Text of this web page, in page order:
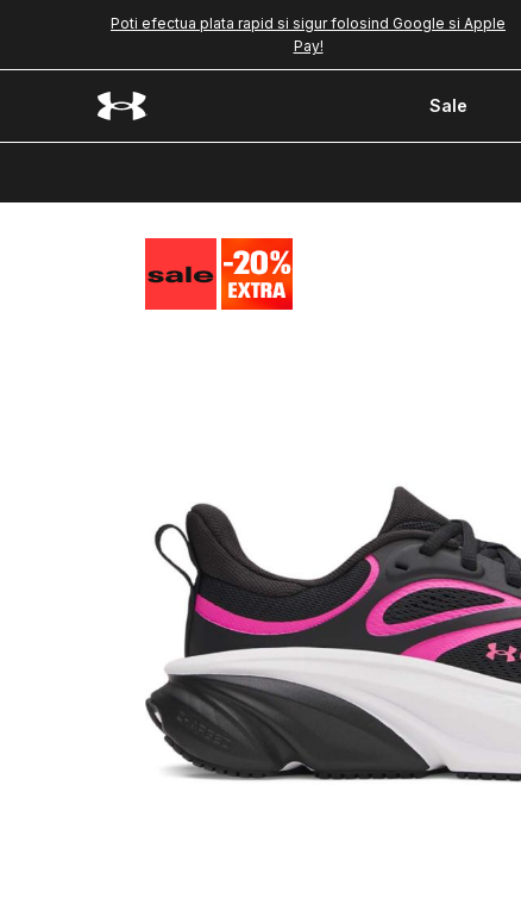
Poti efectua plata rapid si sigur folosind Google si Apple
Pay!
Sale